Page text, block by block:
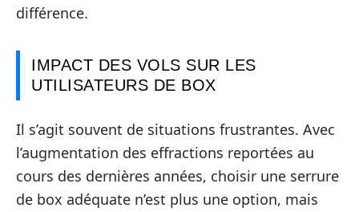
différence.
IMPACT DES VOLS SUR LES
UTILISATEURS DE BOX
Il s’agit souvent de situations frustrantes. Avec
l’augmentation des effractions reportées au
cours des dernières années, choisir une serrure
de box adéquate n’est plus une option, mais